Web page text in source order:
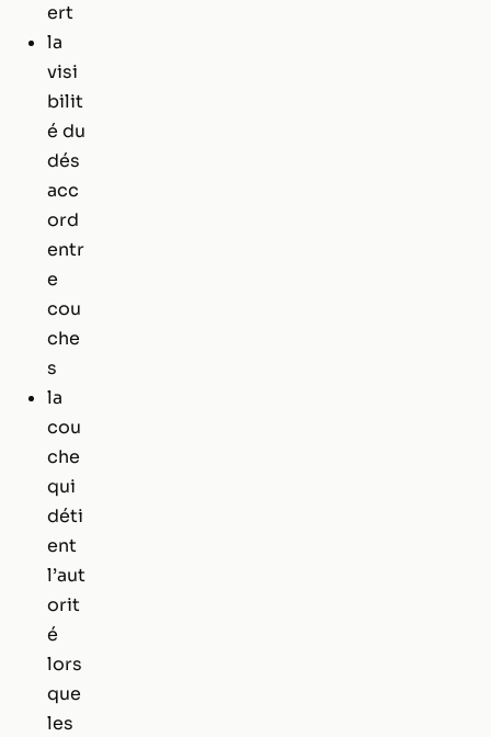
ert
la
visi
bilit
é du
dés
acc
ord
entr
e
cou
che
s
la
cou
che
qui
déti
ent
l’aut
orit
é
lors
que
les